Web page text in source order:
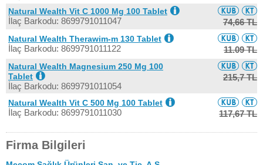
Natural Wealth Vit C 1000 Mg 100 Tablet
İlaç Barkodu: 8699791011047 74,66 TL
Natural Wealth Therawim-m 130 Tablet
İlaç Barkodu: 8699791011122 11.09 TL
Natural Wealth Magnesium 250 Mg 100
Tablet
İlaç Barkodu: 8699791011054
215,7 TL
Natural Wealth Vit C 500 Mg 100 Tablet
İlaç Barkodu: 8699791011030 117,67 TL
Firma Bilgileri